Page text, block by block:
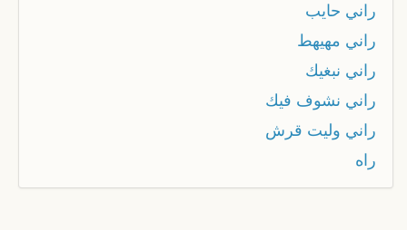
راني حايب
راني مهيهط
راني نبغيك
راني نشوف فيك
راني وليت قرش
راه